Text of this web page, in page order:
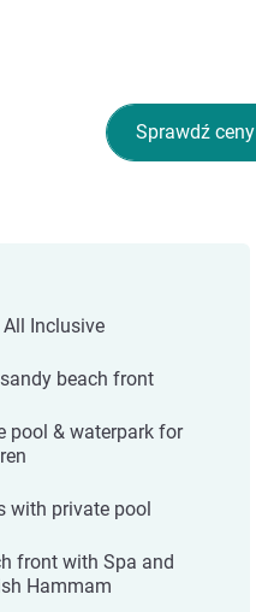
Sprawdź ceny
All Inclusive
beach front
pool & waterpark for
with private pool
front with Spa and
Hammam